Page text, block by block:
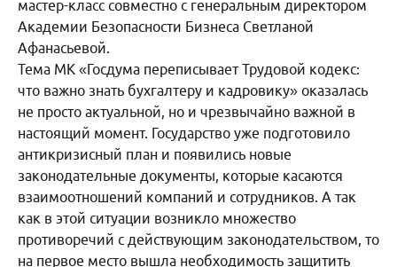
мастер-класс совместно с генеральным директором
Академии Безопасности Бизнеса Светланой
Афанасьевой.
Тема МК «Госдума переписывает Трудовой кодекс:
что важно знать бухгалтеру и кадровику» оказалась
не просто актуальной, но и чрезвычайно важной в
настоящий момент. Государство уже подготовило
антикризисный план и появились новые
законодательные документы, которые касаются
взаимоотношений компаний и сотрудников. А так
как в этой ситуации возникло множество
противоречий с действующим законодательством, то
на первое место вышла необходимость защитить